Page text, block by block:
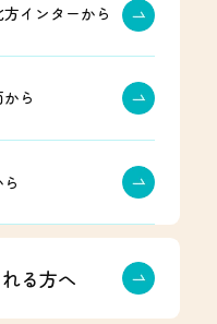
インターから
ら
る方へ